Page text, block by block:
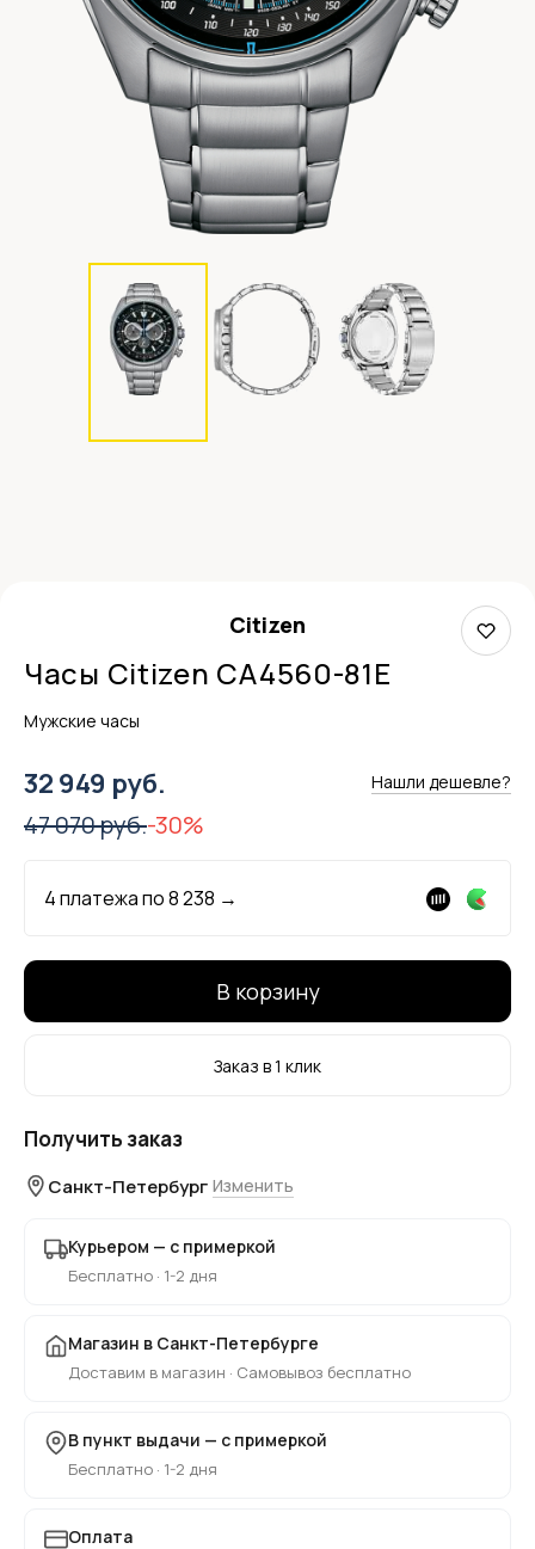
Citizen
Часы Citizen CA4560-81E
Мужские часы
32 949 руб. Нашли дешевле?
47 070 руб.-30%
4 платежа по8 238 →
В корзину
Заказ в 1 клик
Получить заказ
Санкт-Петербург Изменить
Курьером — с примеркой
Бесплатно · 1-2 дня
Магазин в Санкт-Петербурге
Доставим в магазин · Самовывоз бесплатно
В пункт выдачи — с примеркой
Бесплатно · 1-2 дня
Оплата